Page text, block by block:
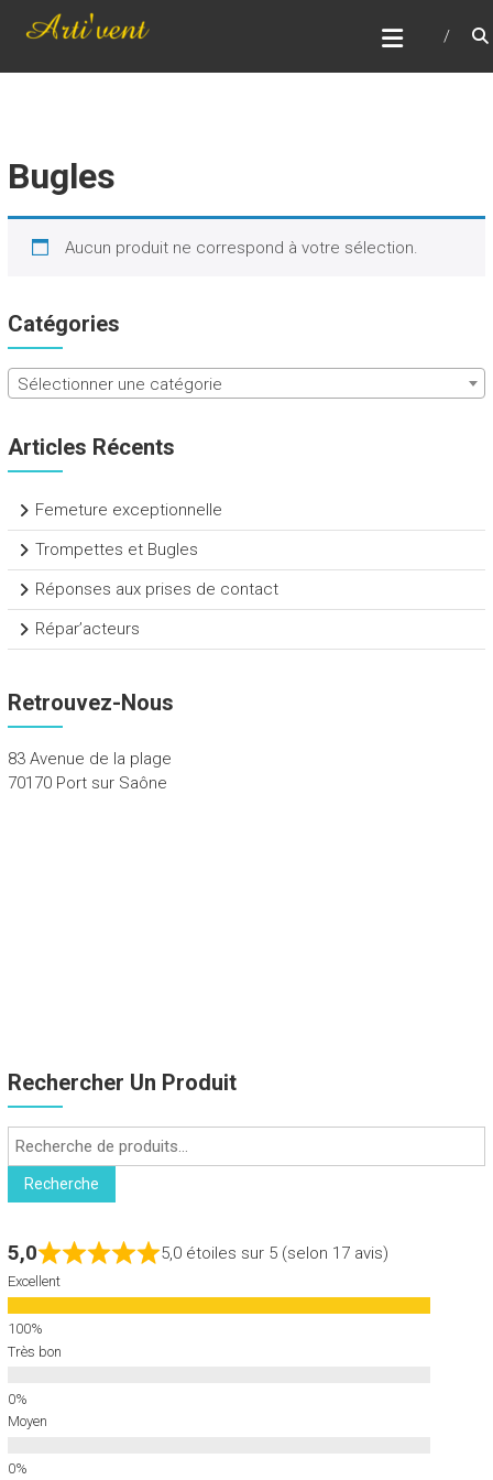
ARTI'VENT
d'instruments à vent
Bugles
Aucun produit ne correspond à votre sélection.
Catégories
Sélectionner une catégorie
Articles Récents
Femeture exceptionnelle
Trompettes et Bugles
Réponses aux prises de contact
Répar’acteurs
Retrouvez-Nous
83 Avenue de la plage
70170 Port sur Saône
Rechercher Un Produit
Recherche
pour :
Recherche
5,0 5,0 étoiles sur 5 (selon 17 avis)
Excellent
Très bon
Moyen